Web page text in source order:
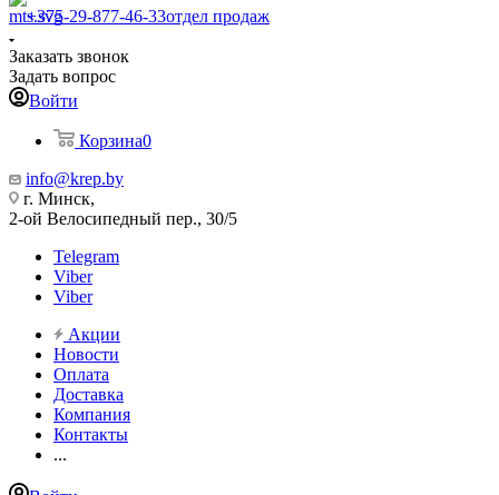
+375-29-877-46-33отдел продаж
Заказать звонок
Задать вопрос
Войти
Корзина0
info@krep.by
г. Минск,
2-ой Велосипедный пер., 30/5
Telegram
Viber
Viber
Акции
Новости
Оплата
Доставка
Компания
Контакты
...